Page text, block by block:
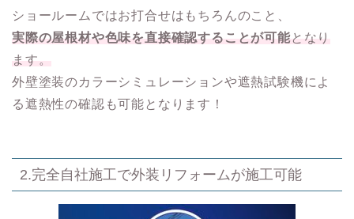
ショールームではお打合せはもちろんのこと、
実際の屋根材や色味を直接確認することが可能となり
ます。
外壁塗装のカラーシミュレーションや遮熱試験機によ
る遮熱性の確認も可能となります！
2.完全自社施工で外装リフォームが施工可能